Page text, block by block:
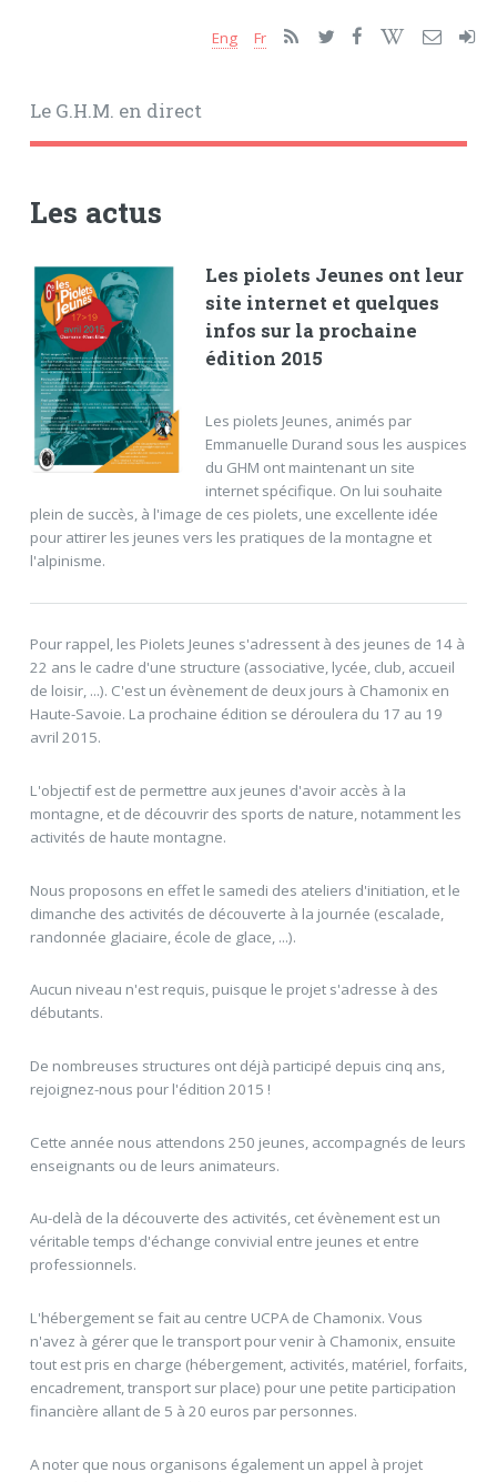
Le G.H.M. en direct
Eng Fr
Les actus
Les piolets Jeunes ont leur
site internet et quelques
infos sur la prochaine
édition 2015
Les piolets Jeunes, animés par
Emmanuelle Durand sous les auspices
du GHM ont maintenant un site
internet spécifique. On lui souhaite
plein de succès, à l'image de ces piolets, une excellente idée
pour attirer les jeunes vers les pratiques de la montagne et
l'alpinisme.
Pour rappel, les Piolets Jeunes s'adressent à des jeunes de 14 à
22 ans le cadre d'une structure (associative, lycée, club, accueil
de loisir, ...). C'est un évènement de deux jours à Chamonix en
Haute-Savoie. La prochaine édition se déroulera du 17 au 19
avril 2015.
L'objectif est de permettre aux jeunes d'avoir accès à la
montagne, et de découvrir des sports de nature, notamment les
activités de haute montagne.
Nous proposons en effet le samedi des ateliers d'initiation, et le
dimanche des activités de découverte à la journée (escalade,
randonnée glaciaire, école de glace, ...).
Aucun niveau n'est requis, puisque le projet s'adresse à des
débutants.
De nombreuses structures ont déjà participé depuis cinq ans,
rejoignez-nous pour l'édition 2015 !
Cette année nous attendons 250 jeunes, accompagnés de leurs
enseignants ou de leurs animateurs.
Au-delà de la découverte des activités, cet évènement est un
véritable temps d'échange convivial entre jeunes et entre
professionnels.
L'hébergement se fait au centre UCPA de Chamonix. Vous
n'avez à gérer que le transport pour venir à Chamonix, ensuite
tout est pris en charge (hébergement, activités, matériel, forfaits,
encadrement, transport sur place) pour une petite participation
financière allant de 5 à 20 euros par personnes.
A noter que nous organisons également un appel à projet